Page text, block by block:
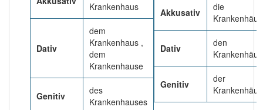
Krankenhaus
Dativ
dem
Krankenhaus ,
dem
Krankenhause
Genitiv
des
Krankenhauses
Akkusativ
die
Dativ
den
Genitiv
der